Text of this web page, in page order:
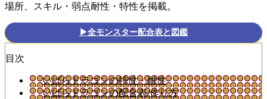
場所、スキル・弱点耐性・特性を掲載。
▶全モンスター配合表と図鑑
目次
いばらドラゴンの特性・耐性
いばらドラゴンの配合表/作り方